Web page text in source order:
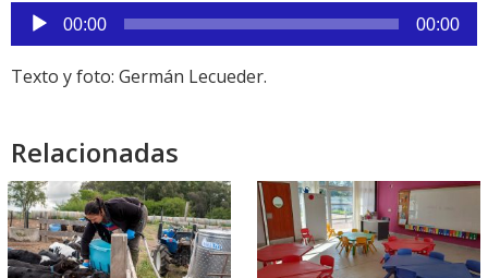
Reproductor
de
audio
00:00 00:00
Texto y foto: Germán Lecueder.
Relacionadas